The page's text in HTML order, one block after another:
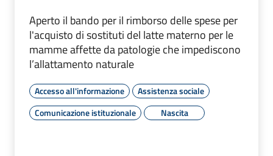
Aperto il bando per il rimborso delle spese per
l'acquisto di sostituti del latte materno per le
mamme affette da patologie che impediscono
l’allattamento naturale
Accesso all'informazione
Assistenza sociale
Comunicazione istituzionale
Nascita